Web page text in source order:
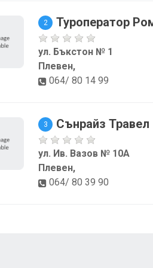
2 Туроператор
ул. Бъкстон № 1
Плевен,
064/ 80 14 99
3 Сънрайз Травел
ул. Ив. Вазов № 10А
Плевен,
064/ 80 39 90